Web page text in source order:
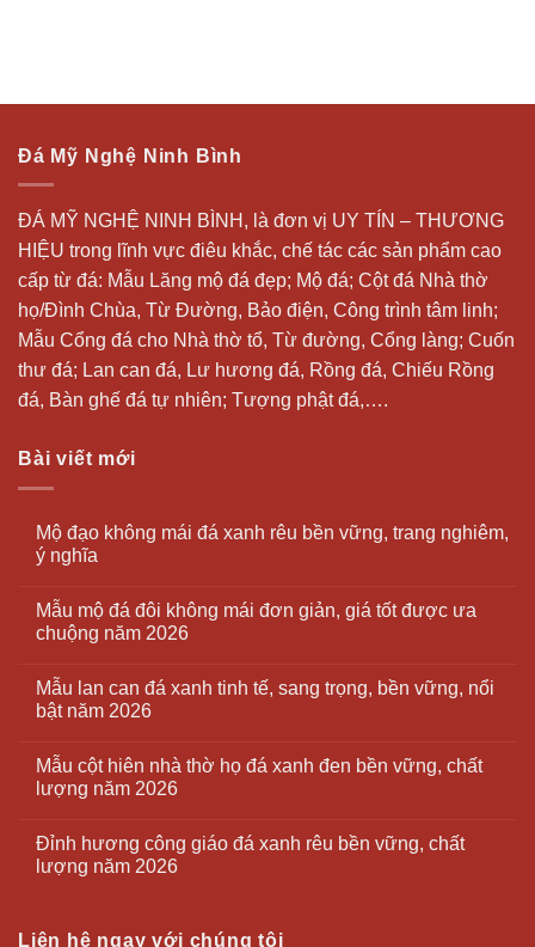
Đá Mỹ Nghệ Ninh Bình
ĐÁ MỸ NGHỆ NINH BÌNH, là đơn vị UY TÍN – THƯƠNG
HIỆU trong lĩnh vực điêu khắc, chế tác các sản phẩm cao
cấp từ đá: Mẫu Lăng mộ đá đẹp; Mộ đá; Cột đá Nhà thờ
họ/Đình Chùa, Từ Đường, Bảo điện, Công trình tâm linh;
Mẫu Cổng đá cho Nhà thờ tổ, Từ đường, Cổng làng; Cuốn
thư đá; Lan can đá, Lư hương đá, Rồng đá, Chiếu Rồng
đá, Bàn ghế đá tự nhiên; Tượng phật đá,….
Bài viết mới
Mộ đạo không mái đá xanh rêu bền vững, trang nghiêm,
ý nghĩa
Mẫu mộ đá đôi không mái đơn giản, giá tốt được ưa
chuộng năm 2026
Mẫu lan can đá xanh tinh tế, sang trọng, bền vững, nổi
bật năm 2026
Mẫu cột hiên nhà thờ họ đá xanh đen bền vững, chất
lượng năm 2026
Đỉnh hương công giáo đá xanh rêu bền vững, chất
lượng năm 2026
Liên hệ ngay với chúng tôi